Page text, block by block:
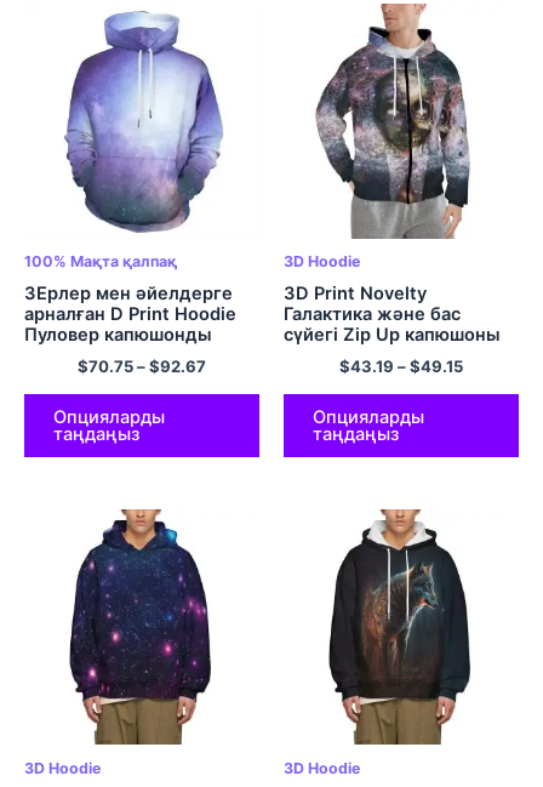
100% Мақта қалпақ
3Ерлер мен әйелдерге
арналған D Print Hoodie
Пуловер капюшонды
свиттері Galaxy Cool
Novelty Hoodies 100%
Мақта
$70.75–$92.67
Опцияларды
таңдаңыз
3D Hoodie
3D Print Novelty
Галактика және бас
сүйегі Zip Up капюшоны
бар свит-көйлек
Полиэстер юбка Галакси
капюди Салқын капюди
$43.19 –$49.15
Опцияларды
таңдаңыз
3D Hoodie 3D Hoodie